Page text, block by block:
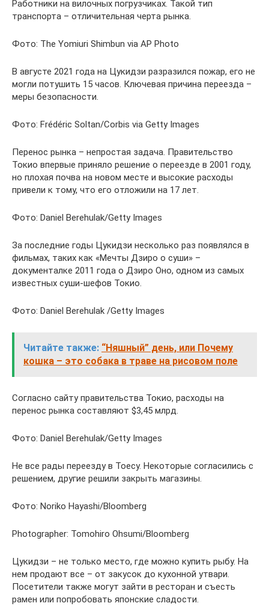
Работники на вилочных погрузчиках. Такой тип
транспорта – отличительная черта рынка.
Фото: The Yomiuri Shimbun via AP Photo
В августе 2021 года на Цукидзи разразился пожар, его не
могли потушить 15 часов. Ключевая причина переезда –
меры безопасности.
Фото: Frédéric Soltan/Corbis via Getty Images
Перенос рынка – непростая задача. Правительство
Токио впервые приняло решение о переезде в 2001 году,
но плохая почва на новом месте и высокие расходы
привели к тому, что его отложили на 17 лет.
Фото: Daniel Berehulak/Getty Images
За последние годы Цукидзи несколько раз появлялся в
фильмах, таких как «Мечты Дзиро о суши» –
документалке 2011 года о Дзиро Оно, одном из самых
известных суши-шефов Токио.
Фото: Daniel Berehulak /Getty Images
Читайте также: “Няшный” день, или Почему
кошка – это собака в траве на рисовом поле
Согласно сайту правительства Токио, расходы на
перенос рынка составляют $3,45 млрд.
Фото: Daniel Berehulak/Getty Images
Не все рады переезду в Тоесу. Некоторые согласились с
решением, другие решили закрыть магазины.
Фото: Noriko Hayashi/Bloomberg
Photographer: Tomohiro Ohsumi/Bloomberg
Цукидзи – не только место, где можно купить рыбу. На
нем продают все – от закусок до кухонной утвари.
Посетители также могут зайти в ресторан и съесть
рамен или попробовать японские сладости.